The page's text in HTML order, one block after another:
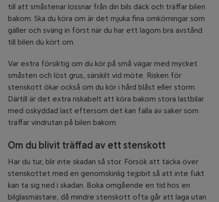
till att småstenar lossnar från din bils däck och träffar bilen
bakom. Ska du köra om är det mjuka fina omkörningar som
gäller och sväng in först när du har ett lagom bra avstånd
till bilen du kört om.
Var extra försiktig om du kör på små vägar med mycket
småsten och löst grus, särskilt vid möte. Risken för
stenskott ökar också om du kör i hård blåst eller storm.
Därtill är det extra riskabelt att köra bakom stora lastbilar
med oskyddad last eftersom det kan falla av saker som
träffar vindrutan på bilen bakom.
Om du blivit träffad av ett stenskott
Har du tur, blir inte skadan så stor. Försök att täcka över
stenskottet med en genomskinlig tejpbit så att inte fukt
kan ta sig ned i skadan. Boka omgående en tid hos en
bilglasmästare, då mindre stenskott ofta går att laga utan